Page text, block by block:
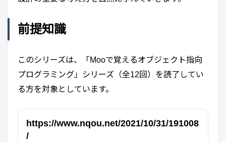
前提知識
このシリーズは、「Mooで覚えるオブジェクト指向
プログラミング」シリーズ（全12回）を読了してい
る方を対象としています。
https://www.nqou.net/2021/10/31/191008
/